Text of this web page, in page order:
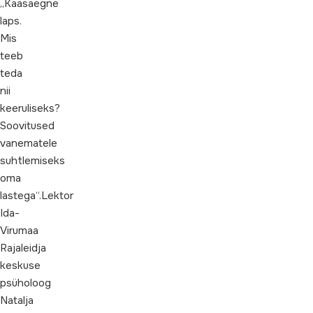
„Kaasaegne
laps.
Mis
teeb
teda
nii
keeruliseks?
Soovitused
vanematele
suhtlemiseks
oma
lastega“.Lektor
Ida-
Virumaa
Rajaleidja
keskuse
psüholoog
Natalja